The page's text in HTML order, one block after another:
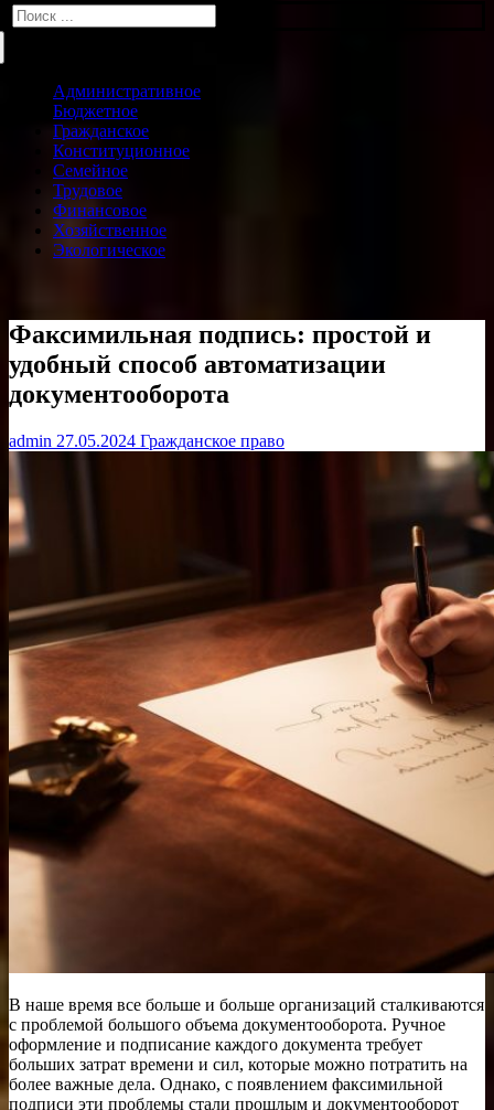
Искать:
Административное
Бюджетное
Гражданское
Конституционное
Семейное
Трудовое
Финансовое
Хозяйственное
Экологическое
Факсимильная подпись: простой и
удобный способ автоматизации
документооборота
admin 27.05.2024 Гражданское право
В наше время все больше и больше организаций сталкиваются
с проблемой большого объема документооборота. Ручное
оформление и подписание каждого документа требует
больших затрат времени и сил, которые можно потратить на
более важные дела. Однако, с появлением факсимильной
подписи эти проблемы стали прошлым и документооборот